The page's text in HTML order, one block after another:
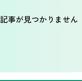
記事が見つかりません